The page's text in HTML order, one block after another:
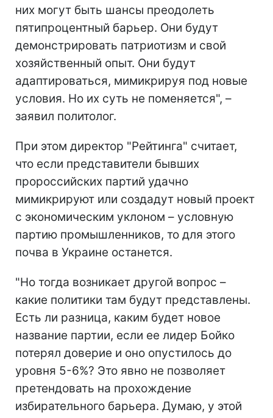
них могут быть шансы преодолеть
пятипроцентный барьер. Они будут
демонстрировать патриотизм и свой
хозяйственный опыт. Они будут
адаптироваться, мимикрируя под новые
условия. Но их суть не поменяется", –
заявил политолог.
При этом директор "Рейтинга" считает,
что если представители бывших
пророссийских партий удачно
мимикрируют или создадут новый проект
с экономическим уклоном – условную
партию промышленников, то для этого
почва в Украине останется.
"Но тогда возникает другой вопрос –
какие политики там будут представлены.
Есть ли разница, каким будет новое
название партии, если ее лидер Бойко
потерял доверие и оно опустилось до
уровня 5-6%? Это явно не позволяет
претендовать на прохождение
избирательного барьера. Думаю, у этой